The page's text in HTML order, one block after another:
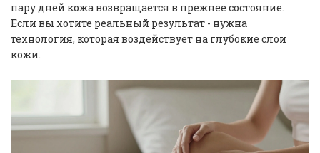
пару дней кожа возвращается в прежнее состояние.
Если вы хотите реальный результат - нужна
технология, которая воздействует на глубокие слои
кожи.